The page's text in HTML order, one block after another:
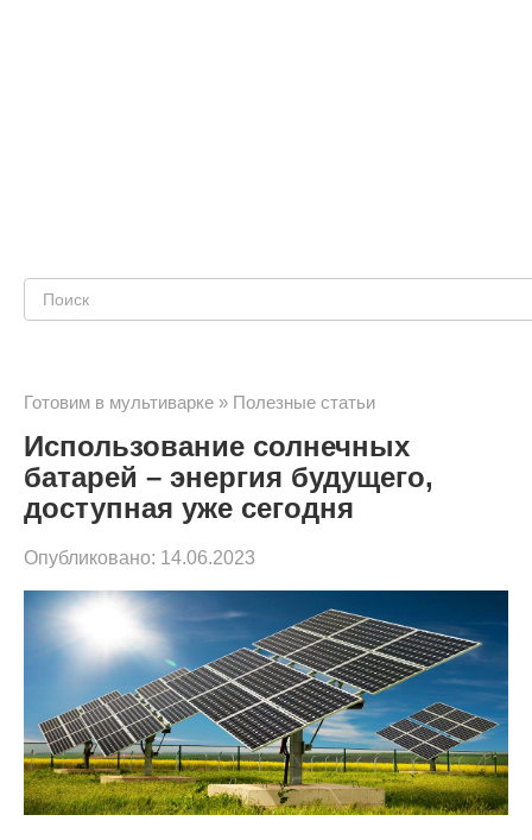
Поиск:
Готовим в мультиварке » Полезные статьи
Использование солнечных
батарей – энергия будущего,
доступная уже сегодня
Опубликовано: 14.06.2023